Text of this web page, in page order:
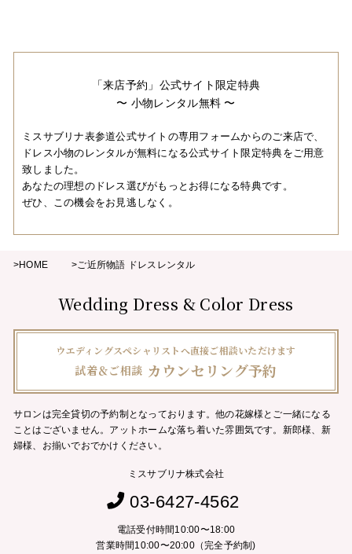
「来店予約」公式サイト限定特典
〜 小物レンタル無料 〜
ミスサブリナ表参道公式サイトの専用フォームからのご来店で、
ドレス小物のレンタルが無料になる公式サイト限定特典をご用意
致しました。
あなたの理想のドレス選びがもっとお得になる特典です。
ぜひ、この機会をお見逃しなく。
>HOME >ご近所物語 ドレスレンタル
Wedding Dress & Color Dress
ウエディングスペシャリストへ直接ご相談いただけます
試着＆ご相談 カウンセリング予約
サロンは完全貸切の予約制となっております。他の花嫁様とご一緒になる
ことはございません。 アットホームな落ち着いた雰囲気です。新郎様、新
婦様、お揃いでおでかけください。
ミスサブリナ株式会社
03-6427-4562
電話受付時間10:00〜18:00
営業時間10:00〜20:00（完全予約制)